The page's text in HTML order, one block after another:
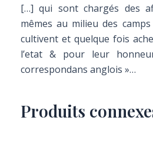
[…] qui sont chargés des
mêmes au milieu des
cultivent et quelque fois
l’etat & pour leur
correspondans anglois »…
Produits